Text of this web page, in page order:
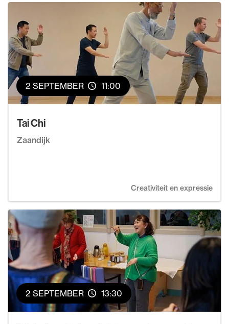
2 SEPTEMBER 11:00
Tai Chi
Zaandijk
Creativiteit en expressie
2 SEPTEMBER 13:30